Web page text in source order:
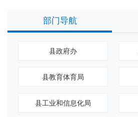
部门导航
县政府办
县教育体育局
县工业和信息化局